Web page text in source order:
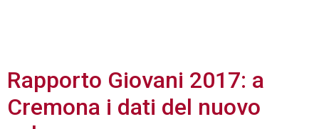
Rapporto Giovani 2017: a
Cremona i dati del nuovo